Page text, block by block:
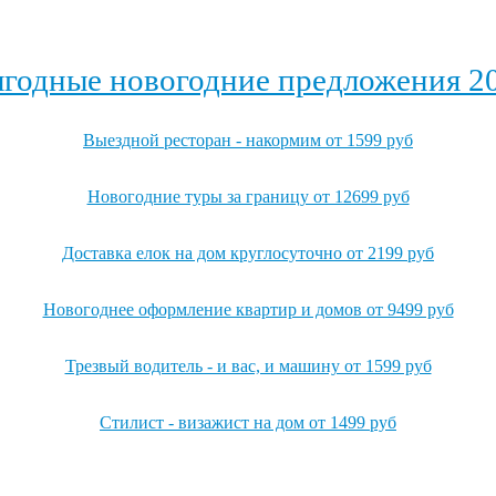
новогодние предложения
Выездной ресторан - накормим от 1599 руб
Новогодние туры за границу от 12699 руб
Доставка елок на дом круглосуточно от 2199 руб
Новогоднее оформление квартир и домов от 9499 руб
Трезвый водитель - и вас, и машину от 1599 руб
Стилист - визажист на дом от 1499 руб